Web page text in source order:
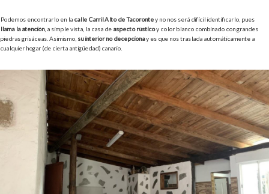
Podemos encontrarlo en la calle Carril Alto de Tacorontey no nos será difícil identificarlo, pues
llama la atención, a simple vista, la casa de aspecto rústicoy color blanco combinado con grandes
piedras grisáceas. Asimismo, su interior no decepcionay es que nos traslada automáticamente a
cualquier hogar (de cierta antigüedad) canario.